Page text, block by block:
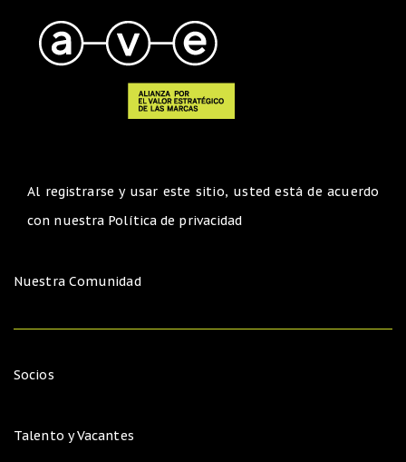
Al registrarse y usar este sitio, usted está de acuerdo
con nuestra Política de privacidad
Nuestra Comunidad
Socios
Talento y Vacantes